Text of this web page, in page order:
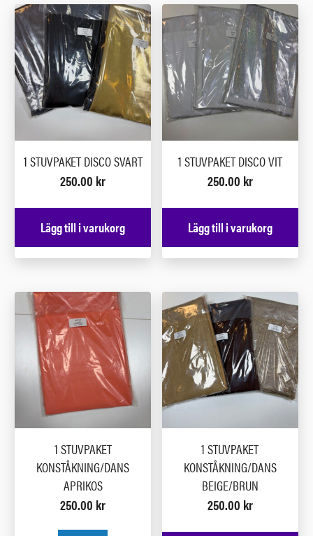
1 STUVPAKET DISCO SVART
250.00 kr
Lägg till i varukorg
1 STUVPAKET DISCO VIT
250.00 kr
Lägg till i varukorg
1 STUVPAKET
KONSTÅKNING/DANS
APRIKOS
250.00 kr
1 STUVPAKET
KONSTÅKNING/DANS
BEIGE/BRUN
250.00 kr